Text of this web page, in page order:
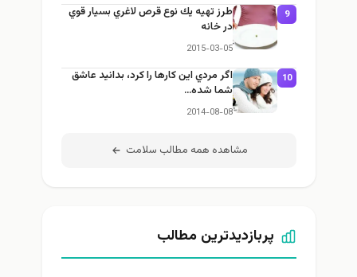
9
طرز تهيه يك نوع قرص لاغري بسيار قوي
در خانه
2015-03-05
10
اگر مردي اين كارها را كرد، بدانيد عاشق
شما شده…
2014-08-08
مشاهده همه مطالب سلامت
پربازدیدترین مطالب